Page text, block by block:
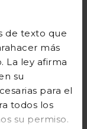
de texto que
más
La ley afirma
su
para el
todos los
su permiso.